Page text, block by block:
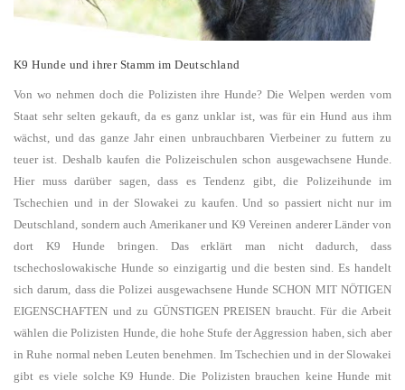
K9 Hunde und ihrer Stamm im Deutschland
Von wo nehmen doch die Polizisten ihre Hunde? Die Welpen werden vom
Staat sehr selten gekauft, da es ganz unklar ist, was für ein Hund aus ihm
wächst, und das ganze Jahr einen unbrauchbaren Vierbeiner zu futtern zu
teuer ist. Deshalb kaufen die Polizeischulen schon ausgewachsene Hunde.
Hier muss darüber sagen, dass es Tendenz gibt, die Polizeihunde im
Tschechien und in der Slowakei zu kaufen. Und so passiert nicht nur im
Deutschland, sondern auch Amerikaner und K9 Vereinen anderer Länder von
dort K9 Hunde bringen. Das erklärt man nicht dadurch, dass
tschechoslowakische Hunde so einzigartig und die besten sind. Es handelt
sich darum, dass die Polizei ausgewachsene Hunde SCHON MIT NÖTIGEN
EIGENSCHAFTEN und zu GÜNSTIGEN PREISEN braucht. Für die Arbeit
wählen die Polizisten Hunde, die hohe Stufe der Aggression haben, sich aber
in Ruhe normal neben Leuten benehmen. Im Tschechien und in der Slowakei
gibt es viele solche K9 Hunde. Die Polizisten brauchen keine Hunde mit